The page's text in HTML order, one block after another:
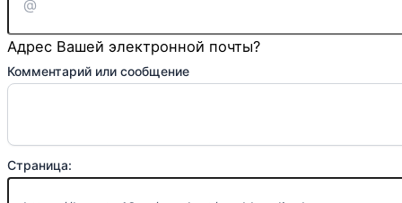
Адрес Вашей электронной почты?
Комментарий или сообщение
Страница: